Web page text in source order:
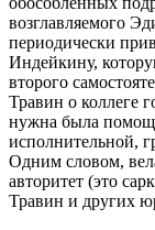
возглавляемого
периодически
Индейкину,
второго
Травин о коллеге
нужна была
исполнительной,
Одним словом,
авторитет (это
Травин и других